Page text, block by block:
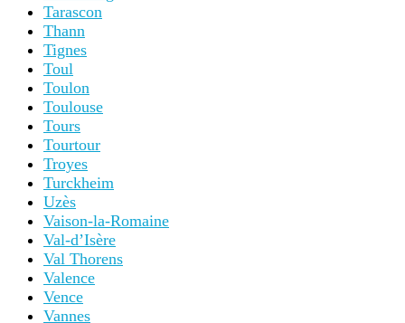
Tarascon
Thann
Tignes
Toul
Toulon
Toulouse
Tours
Tourtour
Troyes
Turckheim
Uzès
Vaison-la-Romaine
Val-d’Isère
Val Thorens
Valence
Vence
Vannes